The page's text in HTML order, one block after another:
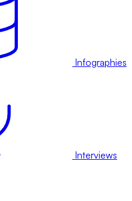
Infographies
Interviews